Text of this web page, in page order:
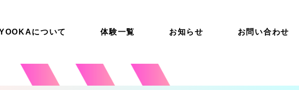
について 体験一覧 お知らせ お問い合わせ